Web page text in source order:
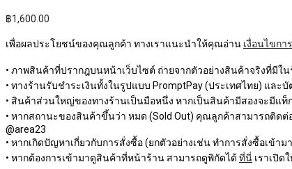
฿1,600.00
เพื่อผลประโยชน์ของคุณลูกค้า ทางเราแนะนำให้คุณอ่าน เงื่อนไขกา
• ภาพสินค้าที่ปรากฎบนหน้าเว็บไซต์ ถ่ายจากตัวอย่างสินค้าจริงที่มีใ
• ทางร้านรับชำระเงินทั้งในรูปแบบ PromptPay (ประเทศไทย) และ
• สินค้าส่วนใหญ่ของทางร้านเป็นมือหนึ่ง หากเป็นสินค้ามีสองจะมีแท็
• หากสถานะของสินค้าขึ้นว่า หมด (Sold Out) คุณลูกค้าสามารถติดต่
@area23
• หากเกิดปัญหาเกี่ยวกับการสั่งซื้อ (ยกตัวอย่างเช่น ทำการสั่งซื้อเข้
• หากต้องการเข้ามาดูสินค้าที่หน้าร้าน สามารถดูพิกัดได้ ที่นี่ เราเปิด